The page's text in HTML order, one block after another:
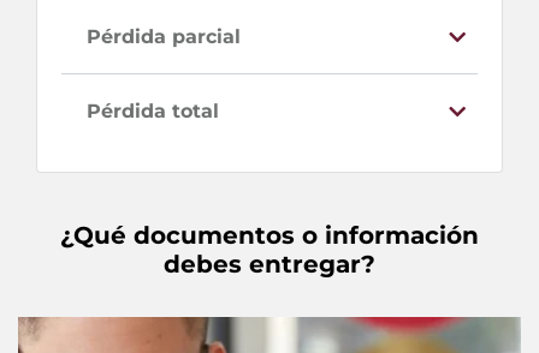
Pérdida parcial
Pérdida total
¿Qué documentos o información
debes entregar?